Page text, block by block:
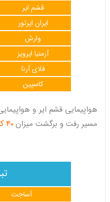
قشم ایر
ایران ایرتور
وارش
آرمنیا ایرویز
فلای آرنا
کاسپین
هواپیمایی قشم ایر و
مسیر رفت و برگشت میزان 40 کیلوگرم
آساجت